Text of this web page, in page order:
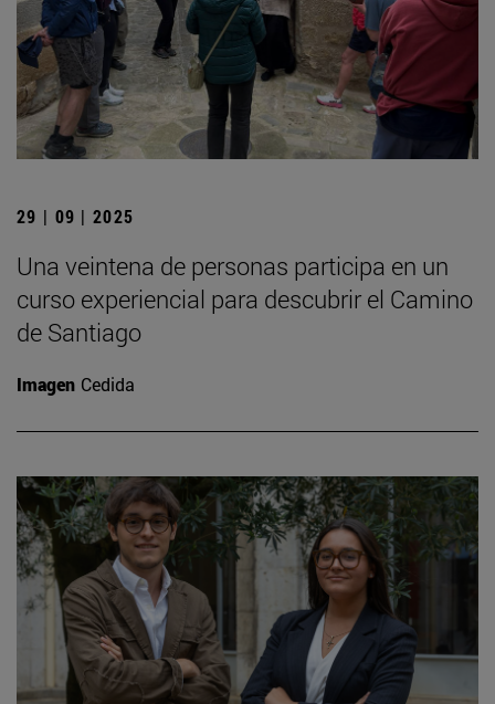
29 | 09 | 2025
Una veintena de personas participa en un
curso experiencial para descubrir el Camino
de Santiago
Imagen Cedida